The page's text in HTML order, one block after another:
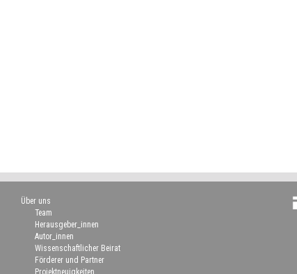
Über uns
Team
Herausgeber_innen
Autor_innen
Wissenschaftlicher Beirat
Förderer und Partner
Projektneuigkeiten